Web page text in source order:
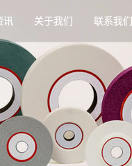
讯 关于我们 联系我们